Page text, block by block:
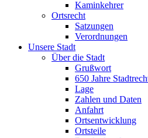
Kaminkehrer
Ortsrecht
Satzungen
Verordnungen
Unsere Stadt
Über die Stadt
Grußwort
650 Jahre
Lage
Zahlen und Daten
Anfahrt
Ortsentwicklung
Ortsteile